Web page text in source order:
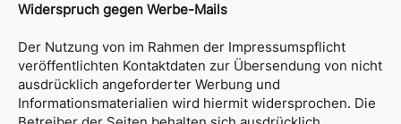
Widerspruch gegen Werbe-Mails
Der Nutzung von im Rahmen der Impressumspflicht
veröffentlichten Kontaktdaten zur Übersendung von nicht
ausdrücklich angeforderter Werbung und
Informationsmaterialien wird hiermit widersprochen. Die